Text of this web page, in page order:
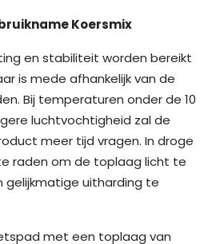
Koersmix
en stabiliteit worden bereikt
is mede afhankelijk van de
Bij temperaturen onder de 10
luchtvochtigheid zal de
meer tijd vragen. In droge
raden om de toplaag licht te
uitharding te
met een toplaag van